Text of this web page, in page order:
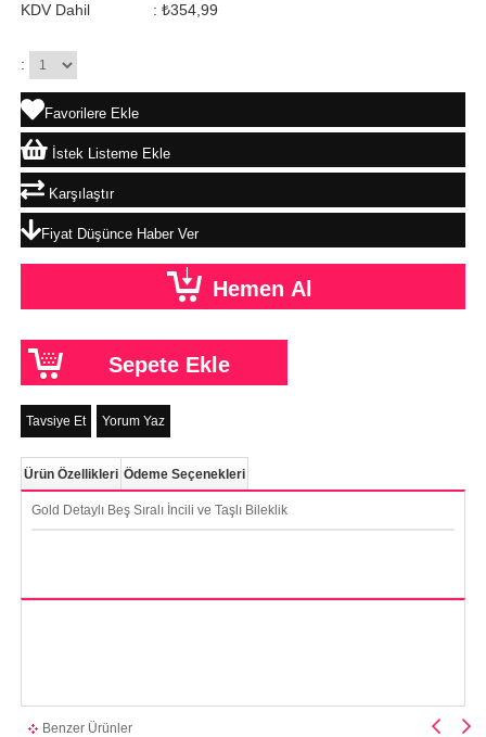
KDV Dahil : ₺354,99
:
Favorilere Ekle
İstek Listeme Ekle
Karşılaştır
Fiyat Düşünce Haber Ver
Tavsiye Et Yorum Yaz
Ürün Özellikleri Ödeme Seçenekleri
Gold Detaylı Beş Sıralı İncili ve Taşlı Bileklik
Benzer Ürünler